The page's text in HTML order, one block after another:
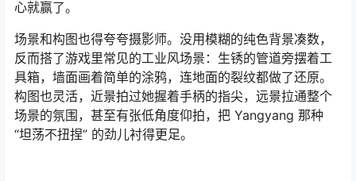
心就赢了。​
场景和构图也得夸夸摄影师。没用模糊的纯色背景凑数，
反而搭了游戏里常见的工业风场景：生锈的管道旁摆着工
具箱，墙面画着简单的涂鸦，连地面的裂纹都做了还原。
构图也灵活，近景拍过她握着手柄的指尖，远景拉通整个
场景的氛围，甚至有张低角度仰拍，把 Yangyang 那种
“坦荡不扭捏” 的劲儿衬得更足。​